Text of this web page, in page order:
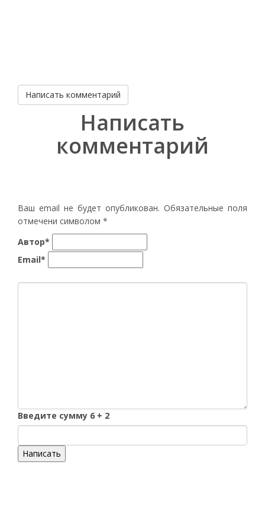
Написать комментарий
Написать
комментарий
Ваш email не будет опубликован. Обязательные поля
отмечени символом *
Автор*
Email*
Введите сумму 6 + 2
Написать